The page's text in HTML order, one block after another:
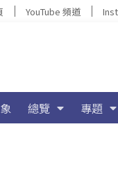
YouTube 頻道
總覽 專題